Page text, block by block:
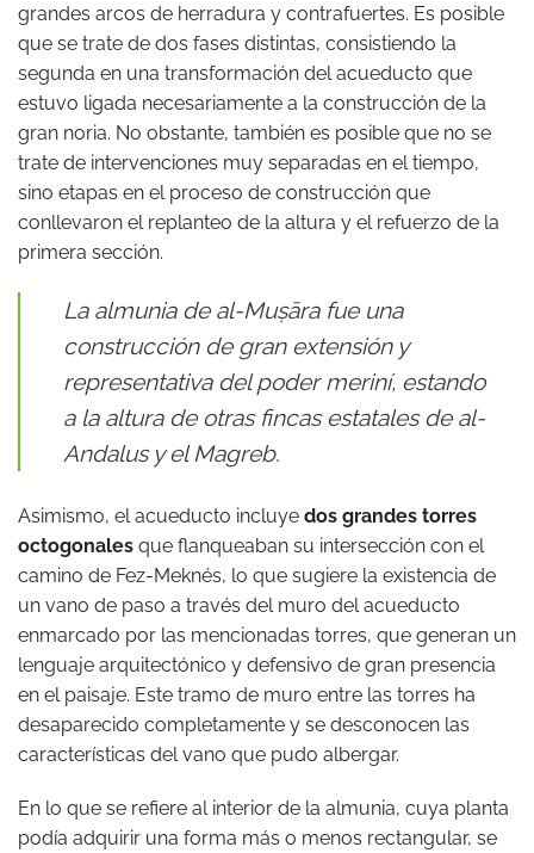
grandes arcos de herradura y contrafuertes. Es posible
que se trate de dos fases distintas, consistiendo la
segunda en una transformación del acueducto que
estuvo ligada necesariamente a la construcción de la
gran noria. No obstante, también es posible que no se
trate de intervenciones muy separadas en el tiempo,
sino etapas en el proceso de construcción que
conllevaron el replanteo de la altura y el refuerzo de la
primera sección.
La almunia de al-Muṣāra fue una
construcción de gran extensión y
representativa del poder meriní, estando
a la altura de otras fincas estatales de al-
Andalus y el Magreb.
Asimismo, el acueducto incluye dos grandes torres
octogonales que flanqueaban su intersección con el
camino de Fez-Meknés, lo que sugiere la existencia de
un vano de paso a través del muro del acueducto
enmarcado por las mencionadas torres, que generan un
lenguaje arquitectónico y defensivo de gran presencia
en el paisaje. Este tramo de muro entre las torres ha
desaparecido completamente y se desconocen las
características del vano que pudo albergar.
En lo que se refiere al interior de la almunia, cuya planta
podía adquirir una forma más o menos rectangular, se